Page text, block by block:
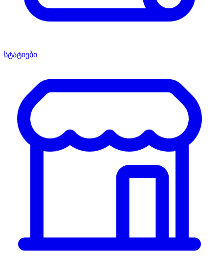
სტატიები